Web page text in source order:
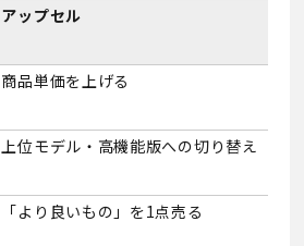
アップセル
商品単価を上げる
上位モデル・高機能版への切り替え
「より良いもの」を1点売る